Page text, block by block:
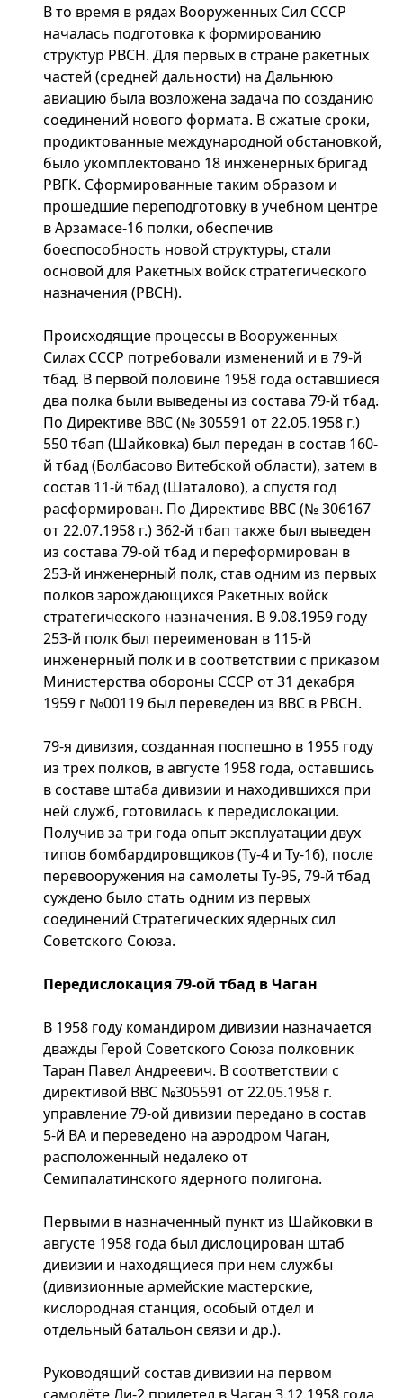
В то время в рядах Вооруженных Сил СССР
началась подготовка к формированию
структур РВСН. Для первых в стране ракетных
частей (средней дальности) на Дальнюю
авиацию была возложена задача по созданию
соединений нового формата. В сжатые сроки,
продиктованные международной обстановкой,
было укомплектовано 18 инженерных бригад
РВГК. Сформированные таким образом и
прошедшие переподготовку в учебном центре
в Арзамасе-16 полки, обеспечив
боеспособность новой структуры, стали
основой для Ракетных войск стратегического
назначения (РВСН).
Происходящие процессы в Вооруженных
Силах СССР потребовали изменений и в 79-й
тбад. В первой половине 1958 года оставшиеся
два полка были выведены из состава 79-й тбад.
По Директиве ВВС (№ 305591 от 22.05.1958 г.)
550 тбап (Шайковка) был передан в состав 160-
й тбад (Болбасово Витебской области), затем в
состав 11-й тбад (Шаталово), а спустя год
расформирован. По Директиве ВВС (№ 306167
от 22.07.1958 г.) 362-й тбап также был выведен
из состава 79-ой тбад и переформирован в
253-й инженерный полк, став одним из первых
полков зарождающихся Ракетных войск
стратегического назначения. В 9.08.1959 году
253-й полк был переименован в 115-й
инженерный полк и в соответствии с приказом
Министерства обороны СССР от 31 декабря
1959 г №00119 был переведен из ВВС в РВСН.
79-я дивизия, созданная поспешно в 1955 году
из трех полков, в августе 1958 года, оставшись
в составе штаба дивизии и находившихся при
ней служб, готовилась к передислокации.
Получив за три года опыт эксплуатации двух
типов бомбардировщиков (Ту-4 и Ту-16), после
перевооружения на самолеты Ту-95, 79-й тбад
суждено было стать одним из первых
соединений Стратегических ядерных сил
Советского Союза.
Передислокация 79-ой тбад в Чаган
В 1958 году командиром дивизии назначается
дважды Герой Советского Союза полковник
Таран Павел Андреевич. В соответствии с
директивой ВВС №305591 от 22.05.1958 г.
управление 79-ой дивизии передано в состав
5-й ВА и переведено на аэродром Чаган,
расположенный недалеко от
Семипалатинского ядерного полигона.
Первыми в назначенный пункт из Шайковки в
августе 1958 года был дислоцирован штаб
дивизии и находящиеся при нем службы
(дивизионные армейские мастерские,
кислородная станция, особый отдел и
отдельный батальон связи и др.).
Руководящий состав дивизии на первом